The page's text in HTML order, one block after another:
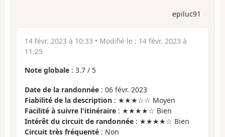
epiluc91
14 févr. 2023 à 10:33 • Modifié le : 14 févr. 2023 à
11:25
Note globale : 3.7 / 5
Date de la randonnée : 06 févr. 2023
Fiabilité de la description : ★★★☆☆ Moyen
Facilité à suivre l'itinéraire : ★★★★☆ Bien
Intérêt du circuit de randonnée : ★★★★☆ Bien
Circuit très fréquenté : Non